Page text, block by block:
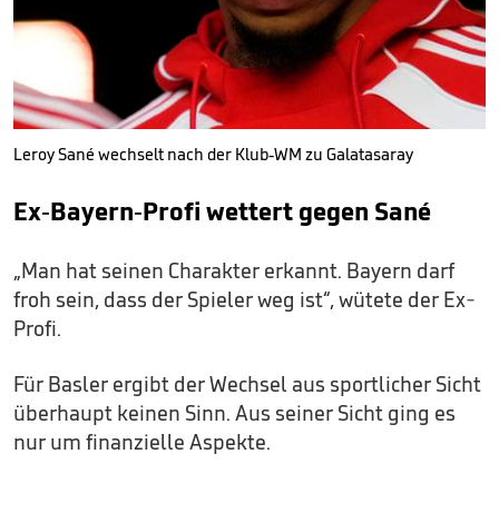
Leroy Sané wechselt nach der Klub-WM zu Galatasaray
Ex-Bayern-Profi wettert gegen Sané
„Man hat seinen Charakter erkannt. Bayern darf
froh sein, dass der Spieler weg ist“, wütete der Ex-
Profi.
Für Basler ergibt der Wechsel aus sportlicher Sicht
überhaupt keinen Sinn. Aus seiner Sicht ging es
nur um finanzielle Aspekte.